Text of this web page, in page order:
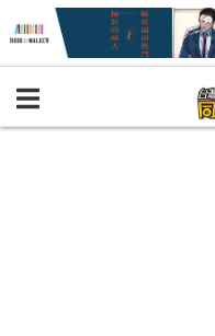
BOOKY書集倉庫